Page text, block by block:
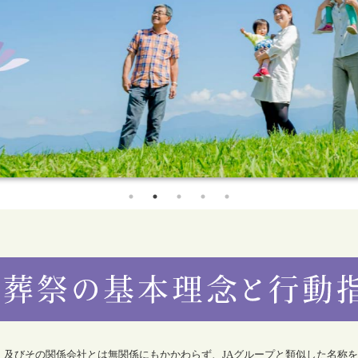
びその関係会社とは無関係にもかかわらず、JAグループと類似した名称